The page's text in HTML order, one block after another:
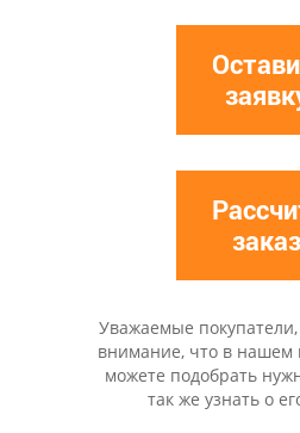
заказ
Уважаемые
внимание, что в нашем
можете подобрать
так же узнать о